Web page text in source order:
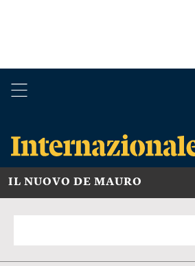
IL NUOVO DE MAURO